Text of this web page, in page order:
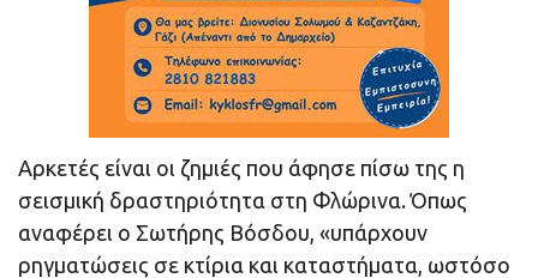
Αρκετές είναι οι ζημιές που άφησε πίσω της η
σεισμική δραστηριότητα στη Φλώρινα. Όπως
αναφέρει ο Σωτήρης Βόσδου, «υπάρχουν
ρηγματώσεις σε κτίρια και καταστήματα, ωστόσο